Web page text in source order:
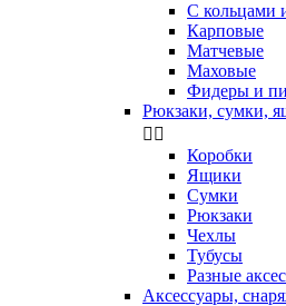
С кольцами
Карповые
Матчевые
Маховые
Фидеры и
Рюкзаки, сумки,
 
Коробки
Ящики
Сумки
Рюкзаки
Чехлы
Тубусы
Разные
Аксессуары,